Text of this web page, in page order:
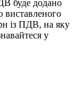
буде додано
виставленого
із ПДВ, на яку
у